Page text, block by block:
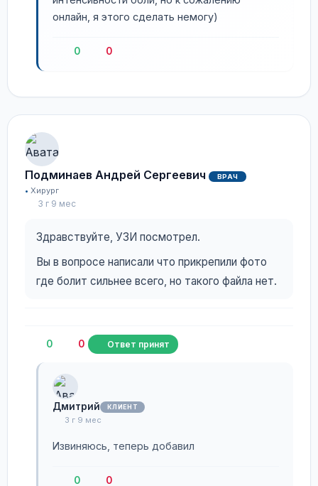
онлайн, я этого сделать немогу)
0 0
Подминаев Андрей Сергеевич ВРАЧ
Хирург
3 г 9 мес
Здравствуйте, УЗИ посмотрел.
Вы в вопросе написали что прикрепили фото
где болит сильнее всего, но такого файла нет.
0 0 Ответ принят
Дмитрий КЛИЕНТ
3 г 9 мес
Извиняюсь, теперь добавил
0 0